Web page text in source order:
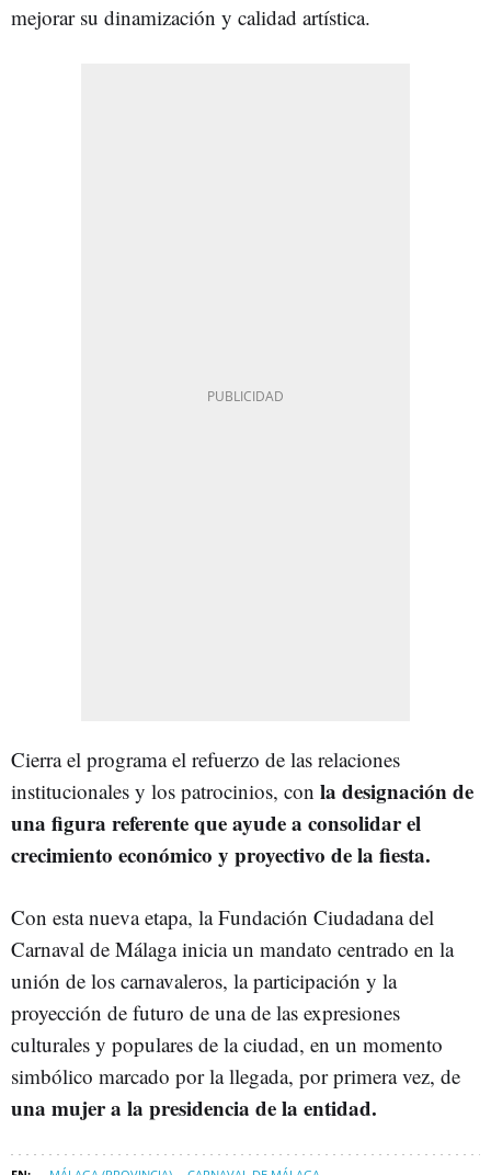
mejorar su dinamización y calidad artística.
Cierra el programa el refuerzo de las relaciones
institucionales y los patrocinios, con la designación de
una figura referente que ayude a consolidar el
crecimiento económico y proyectivo de la fiesta.
Con esta nueva etapa, la Fundación Ciudadana del
Carnaval de Málaga inicia un mandato centrado en la
unión de los carnavaleros, la participación y la
proyección de futuro de una de las expresiones
culturales y populares de la ciudad, en un momento
simbólico marcado por la llegada, por primera vez, de
una mujer a la presidencia de la entidad.